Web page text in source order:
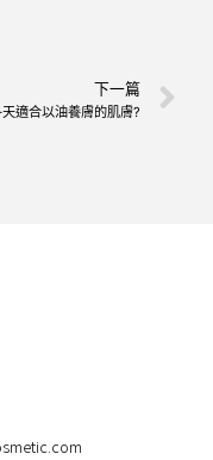
下一篇
適合以油養膚的肌膚?